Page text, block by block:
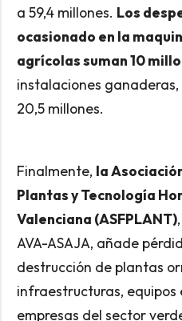
a 59,4 millones. Los
ocasionado en la
agrícolas suman 10
instalaciones
20,5 millones.
Finalmente, la
Plantas y Tecnología
Valenciana (ASFPLANT)
AVA-ASAJA, añade
destrucción de plantas
infraestructuras, equipos
empresas del sector